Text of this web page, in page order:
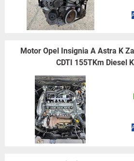
Motor Opel Insignia A Astra K
CDTI 155TKm Diesel